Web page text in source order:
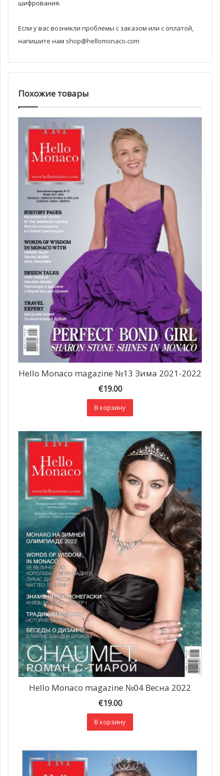
шифрования.
Если у вас возникли проблемы с заказом или с оплатой,
напишите нам shop@hellomonaco.com
Похожие товары
Hello Monaco magazine №13 Зима 2021-2022
€19.00
В корзину
Hello Monaco magazine №04 Весна 2022
€19.00
В корзину